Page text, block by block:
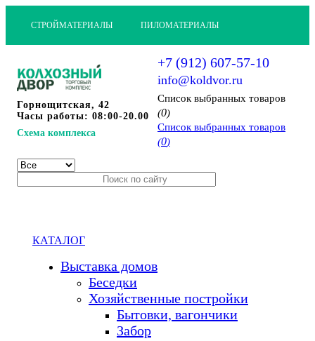
СТРОЙМАТЕРИАЛЫ ПИЛОМАТЕРИАЛЫ
Горнощитская, 42
Часы работы: 08:00-20.00
Схема комплекса
+7 (912) 607-57-10
info@koldvor.ru
Cписок выбранных товаров
(0)
Cписок выбранных товаров
(0)
КАТАЛОГ
Выставка домов
Беседки
Хозяйственные постройки
Бытовки, вагончики
Забор